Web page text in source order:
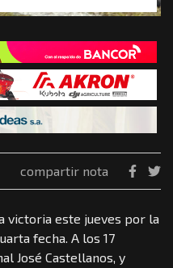
compartir nota
victoria este jueves por la
fecha. A los 17
José Castellanos, y